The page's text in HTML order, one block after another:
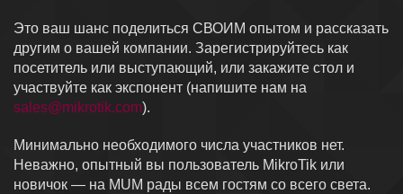
Это ваш шанс поделиться СВОИМ опытом и рассказать
другим о вашей компании. Зарегистрируйтесь как
посетитель или выступающий, или закажите стол и
участвуйте как экспонент (напишите нам на
sales@mikrotik.com).
Минимально необходимого числа участников нет.
Неважно, опытный вы пользователь MikroTik или
новичок — на MUM рады всем гостям со всего света.